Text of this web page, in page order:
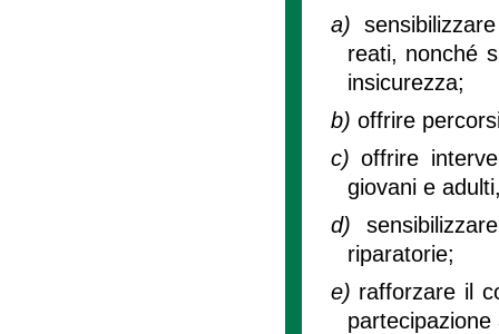
a)
reati, nonché
insicurezza;
b) offrire
c)offrire
giovani e
d)
riparatorie;
e) rafforzare il